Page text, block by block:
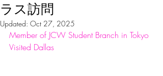
ラス訪問
Updated: Oct 27, 2025
Member of JCW Student Branch in Tokyo
Visited Dallas